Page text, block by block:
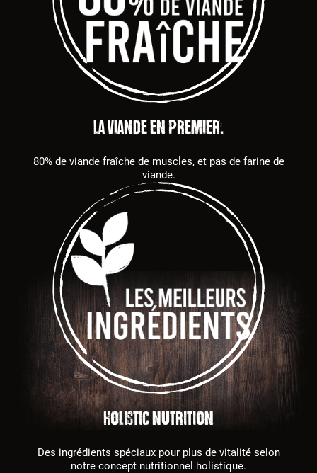
La viande en premier.
80% de viande fraîche de muscles, et pas de farine de
viande.
HOLISTIC NUTRITION
Des ingrédients spéciaux pour plus de vitalité selon
notre concept nutritionnel holistique.